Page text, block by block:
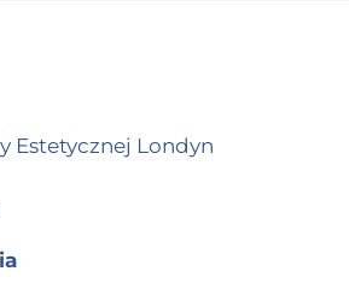
Estetycznej Londyn